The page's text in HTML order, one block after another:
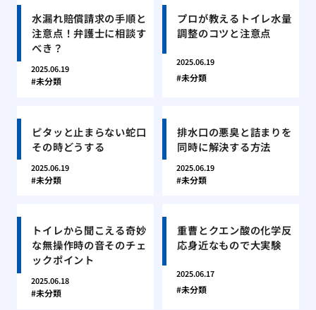
水漏れ賠償請求の手順と
注意点！弁護士に相談す
べき？
2025.06.19
未分類
プロが教えるトイレ水量
調整のコツと注意点
2025.06.19
未分類
ピタッと止まらない蛇口
その時どうする
2025.06.19
未分類
排水口の悪臭と詰まりを
同時に解決する方法
2025.06.19
未分類
トイレから聞こえる奇妙
な無操作時の音そのチェ
ックポイント
2025.06.18
未分類
重曹とクエン酸の化学反
応身近なもので大実験
2025.06.17
未分類